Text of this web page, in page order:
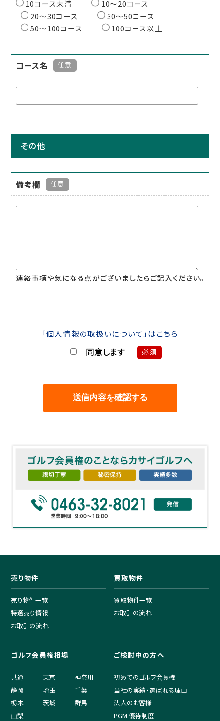
10コース未満
10〜20コース
20〜30コース
30〜50コース
50〜100コース
100コース以上
コース名 任意
その他
備考欄 任意
連絡事項や気になる点がございましたらご記入ください。
「個人情報の取扱いについて」はこちら
同意します 必須
売り物件
売り物件一覧
特選売り情報
お取引の流れ
買取物件
買取物件一覧
お取引の流れ
ゴルフ会員権相場
共通 東京
神奈川
静岡
埼玉
千葉
栃木
茨城
群馬
山梨
ご検討中の方へ
初めてのゴルフ会員権
当社の実績・選ばれる理由
法人のお客様
PGM 優待制度